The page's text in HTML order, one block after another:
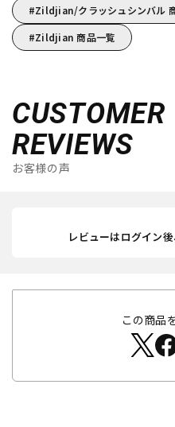
Zildjian/クラッシュシンバル
Zildjian 商品一覧
CUSTOMER
REVIEWS
お客様の声
レビューはログイン
この商品